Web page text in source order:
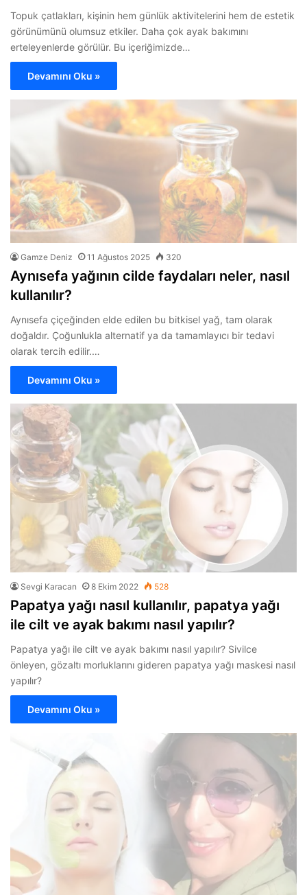
Topuk çatlakları, kişinin hem günlük aktivitelerini hem de estetik
görünümünü olumsuz etkiler. Daha çok ayak bakımını
erteleyenlerde görülür. Bu içeriğimizde…
Devamını Oku »
Gamze Deniz 11 Ağustos 2025 320
Aynısefa yağının cilde faydaları neler, nasıl
kullanılır?
Aynısefa çiçeğinden elde edilen bu bitkisel yağ, tam olarak
doğaldır. Çoğunlukla alternatif ya da tamamlayıcı bir tedavi
olarak tercih edilir.…
Devamını Oku »
Sevgi Karacan 8 Ekim 2022 528
Papatya yağı nasıl kullanılır, papatya yağı
ile cilt ve ayak bakımı nasıl yapılır?
Papatya yağı ile cilt ve ayak bakımı nasıl yapılır? Sivilce
önleyen, gözaltı morluklarını gideren papatya yağı maskesi nasıl
yapılır?
Devamını Oku »